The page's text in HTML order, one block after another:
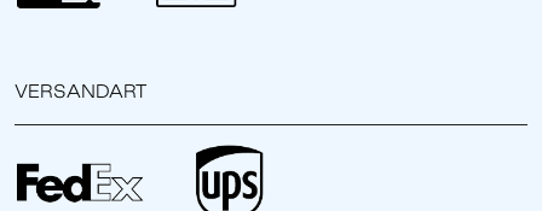
VERSANDART